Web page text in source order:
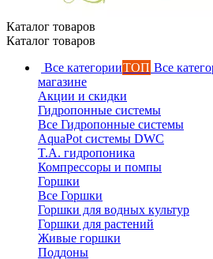
Каталог товаров
Каталог товаров
Все категорииТОП Все
магазине
Акции и скидки
Гидропонные системы
Все Гидропонные системы
AquaPot системы DWC
T.A. гидропоника
Компрессоры и помпы
Горшки
Все Горшки
Горшки для водных культур
Горшки для растений
Живые горшки
Поддоны